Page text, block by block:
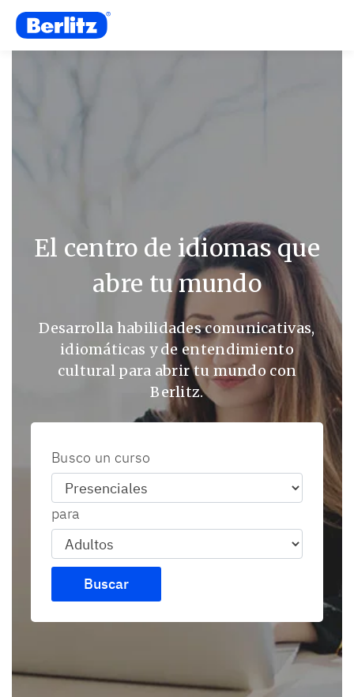
El centro de idiomas que
abre tu mundo
Desarrolla habilidades comunicativas,
idiomáticas y de entendimiento
cultural para abrir tu mundo con
Berlitz.
Busco un curso
para
Buscar